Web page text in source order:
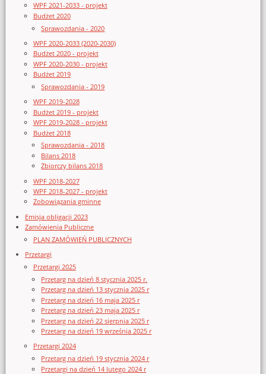
WPF 2021-2033 - projekt
Budżet 2020
Sprawozdania - 2020
WPF 2020-2033 (2020-2030)
Budżet 2020 - projekt
WPF 2020-2030 - projekt
Budżet 2019
Sprawozdania - 2019
WPF 2019-2028
Budżet 2019 - projekt
WPF 2019-2028 - projekt
Budżet 2018
Sprawozdania - 2018
Bilans 2018
Zbiorczy bilans 2018
WPF 2018-2027
WPF 2018-2027 - projekt
Zobowiązania gminne
Emisja obligacji 2023
Zamówienia Publiczne
PLAN ZAMÓWIEŃ PUBLICZNYCH
Przetargi
Przetargi 2025
Przetarg na dzień 8 stycznia 2025 r.
Przetarg na dzień 13 stycznia 2025 r
Przetarg na dzień 16 maja 2025 r
Przetarg na dzień 23 maja 2025 r
Przetarg na dzień 22 sierpnia 2025 r
Przetarg na dzień 19 września 2025 r
Przetargi 2024
Przetarg na dzień 19 stycznia 2024 r
Przetargi na dzień 14 lutego 2024 r